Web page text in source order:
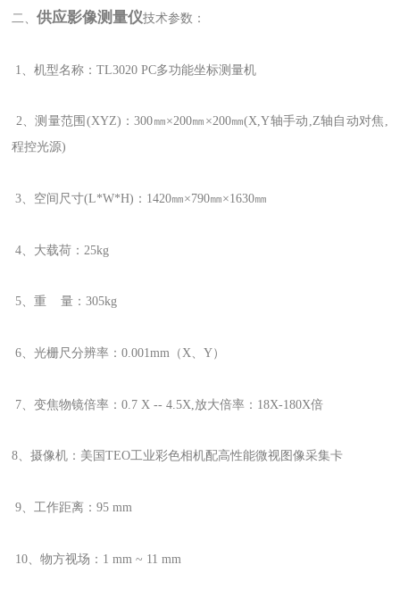
二、供应影像测量仪技术参数：
1、机型名称：TL3020 PC多功能坐标测量机
2、测量范围(XYZ)：300㎜×200㎜×200㎜(X,Y轴手动,Z轴自动对焦,
程控光源)
3、空间尺寸(L*W*H)：1420㎜×790㎜×1630㎜
4、大载荷：25kg
5、重 量：305kg
6、光栅尺分辨率：0.001mm（X、Y）
7、变焦物镜倍率：0.7 X -- 4.5X,放大倍率：18X-180X倍
8、摄像机：美国TEO工业彩色相机配高性能微视图像采集卡
9、工作距离：95 mm
10、物方视场：1 mm ~ 11 mm